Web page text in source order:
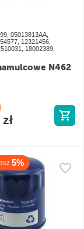
05013813AA,
12321456,
18002389,
N462
zł
5%